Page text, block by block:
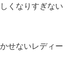
くなりすぎない
せないレディー